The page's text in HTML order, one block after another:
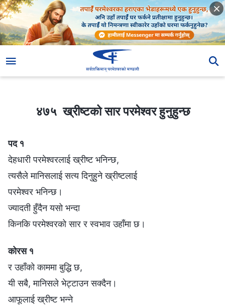
४७५ ख्रीष्टको सार परमेश्‍वर हुनुहुन्छ
४७५ ख्रीष्टको सार परमेश्‍वर हुनुहुन्छ
पद १
देहधारी परमेश्‍वरलाई ख्रीष्ट भनिन्छ,
त्यसैले मानिसलाई सत्य दिनुहुने ख्रीष्टलाई
परमेश्‍वर भनिन्छ।
ज्यादती हुँदैन यसो भन्दा
किनकि परमेश्‍वरको सार र स्वभाव उहाँमा छ।
कोरस १
र उहाँको काममा बुद्धि छ,
यी सबै, मानिसले भेट्टाउन सक्दैन।
आफूलाई ख्रीष्ट भन्ने